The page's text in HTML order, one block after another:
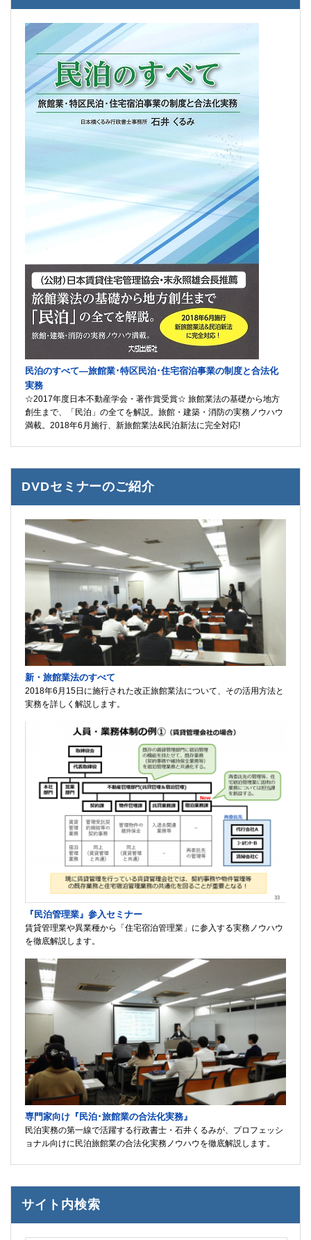
民泊のすべて―旅館業･特区民泊･住宅宿泊事業の制度と合法化
実務
☆2017年度日本不動産学会・著作賞受賞☆ 旅館業法の基礎から地方
創生まで、「民泊」の全てを解説。旅館・建築・消防の実務ノウハウ
満載。2018年6月施行、新旅館業法&民泊新法に完全対応!
DVDセミナーのご紹介
新・旅館業法のすべて
2018年6月15日に施行された改正旅館業法について、その活用方法と
実務を詳しく解説します。
『民泊管理業』参入セミナー
賃貸管理業や異業種から「住宅宿泊管理業」に参入する実務ノウハウ
を徹底解説します。
専門家向け『民泊･旅館業の合法化実務』
民泊実務の第一線で活躍する行政書士・石井くるみが、プロフェッシ
ョナル向けに民泊旅館業の合法化実務ノウハウを徹底解説します。
サイト内検索